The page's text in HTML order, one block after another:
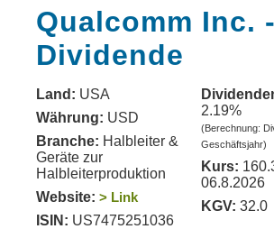
Qualcomm Inc. -
Dividende
Land: USA
Währung: USD
Branche: Halbleiter &
Geräte zur
Halbleiterproduktion
Website: > Link
ISIN: US7475251036
2.19%
(Berechnung:
Geschäftsjahr)
Kurs:
06.8.2026
KGV: 32.0